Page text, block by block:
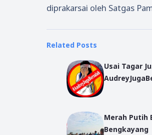
diprakarsai oleh Satgas
Related Posts
Usai Tagar
Merah Putih
Bengkayang